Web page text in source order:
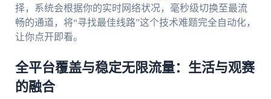
择，系统会根据你的实时网络状况，毫秒级切换至最流
畅的通道，将“寻找最佳线路”这个技术难题完全自动化，
让你点开即看。
全平台覆盖与稳定无限流量：生活与观赛
的融合